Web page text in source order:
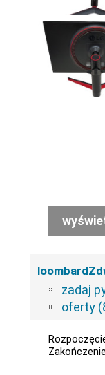
zadaj
oferty